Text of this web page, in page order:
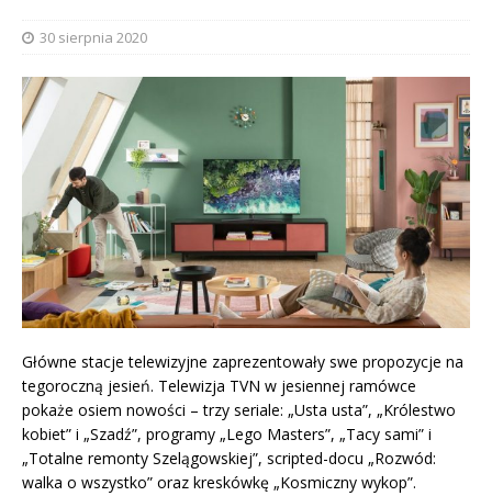
30 sierpnia 2020
Główne stacje telewizyjne zaprezentowały swe propozycje na
tegoroczną jesień. Telewizja TVN w jesiennej ramówce
pokaże osiem nowości – trzy seriale: „Usta usta”, „Królestwo
kobiet” i „Szadź”, programy „Lego Masters”, „Tacy sami” i
„Totalne remonty Szelągowskiej”, scripted-docu „Rozwód:
walka o wszystko” oraz kreskówkę „Kosmiczny wykop”.